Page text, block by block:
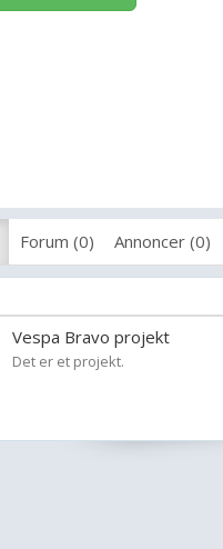
Forum (0) Annoncer (0)
Vespa Bravo projekt
Det er et projekt.